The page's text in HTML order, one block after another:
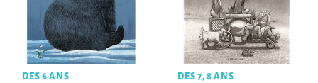
DÈS 6 ANS DÈS 7, 8 ANS